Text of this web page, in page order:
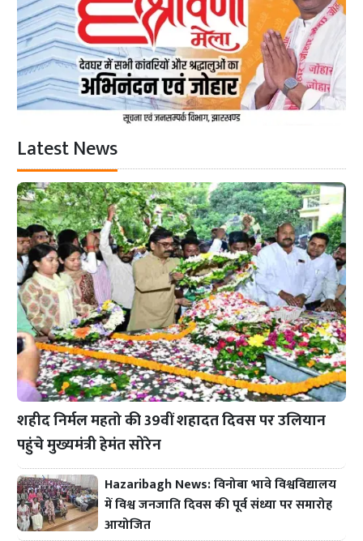
Latest News
शहीद निर्मल महतो की 39वीं शहादत दिवस पर उलियान
पहुंचे मुख्यमंत्री हेमंत सोरेन
Hazaribagh News: विनोबा भावे विश्वविद्यालय
में विश्व जनजाति दिवस की पूर्व संध्या पर समारोह
आयोजित